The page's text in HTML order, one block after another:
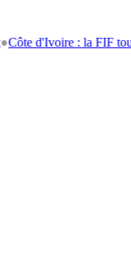
: la FIF tourne la